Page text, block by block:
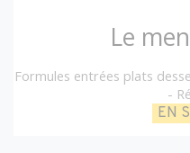
Le
Formules entrées plats
-
EN